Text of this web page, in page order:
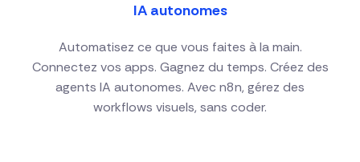
IA autonomes
Automatisez ce que vous faites à la main.
Connectez vos apps. Gagnez du temps. Créez des
agents IA autonomes. Avec n8n, gérez des
workflows visuels, sans coder.